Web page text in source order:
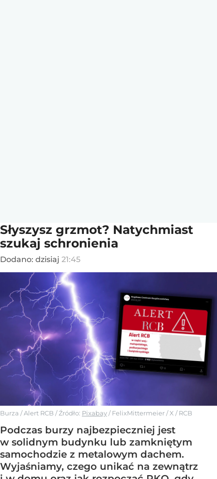
Słyszysz grzmot? Natychmiast
szukaj schronienia
Dodano: dzisiaj 21:45
Burza / Alert RCB / Źródło: Pixabay/FelixMittermeier / X / RCB
Podczas burzy najbezpieczniej jest
w solidnym budynku lub zamkniętym
samochodzie z metalowym dachem.
Wyjaśniamy, czego unikać na zewnątrz